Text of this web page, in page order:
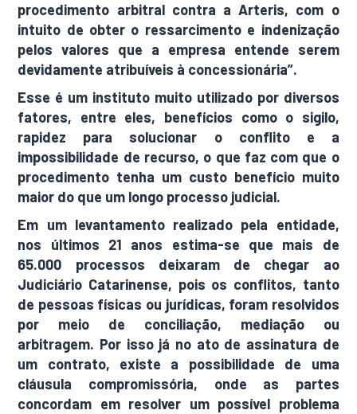
procedimento arbitral contra a Arteris, com o
intuito de obter o ressarcimento e indenização
pelos valores que a empresa entende serem
devidamente atribuíveis à concessionária”.
Esse é um instituto muito utilizado por diversos
fatores, entre eles, benefícios como o sigilo,
rapidez para solucionar o conflito e a
impossibilidade de recurso, o que faz com que o
procedimento tenha um custo benefício muito
maior do que um longo processo judicial.
Em um levantamento realizado pela entidade,
nos últimos 21 anos estima-se que mais de
65.000 processos deixaram de chegar ao
Judiciário Catarinense, pois os conflitos, tanto
de pessoas físicas ou jurídicas, foram resolvidos
por meio de conciliação, mediação ou
arbitragem. Por isso já no ato de assinatura de
um contrato, existe a possibilidade de uma
cláusula compromissória, onde as partes
concordam em resolver um possível problema